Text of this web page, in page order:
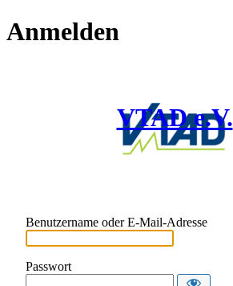
Anmelden
VTAD e.V.
Benutzername oder E-Mail-Adresse
Passwort